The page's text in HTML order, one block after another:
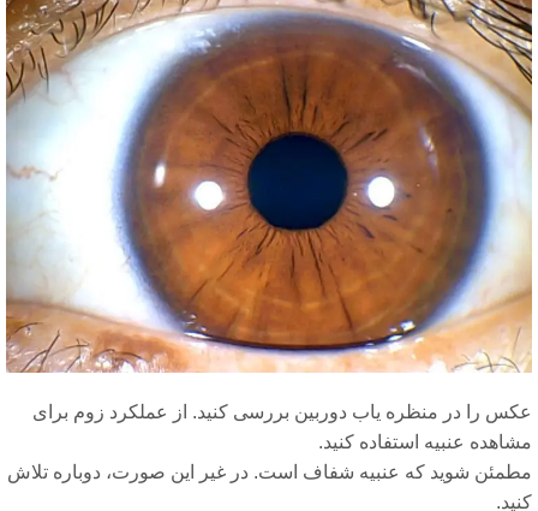
را در منظره یاب دوربین بررسی کنید. از عملکرد زوم برای
عنبیه استفاده کنید.
شوید که عنبیه شفاف است. در غیر این صورت، دوباره تلاش